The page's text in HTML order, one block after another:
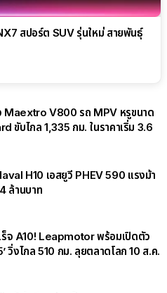
สปอร์ต SUV รุ่นใหม่ สายพันธุ์
Maextro V800 รถ MPV หรูขนาด
ขับไกล 1,335 กม. ในราคาเริ่ม 3.6
H10 เอสยูวี PHEV 590 แรงม้า
ล้านบาท
ร็จ A10! Leapmotor พร้อมเปิดตัว
วิ่งไกล 510 กม. ลุยตลาดโลก 10 ส.ค.